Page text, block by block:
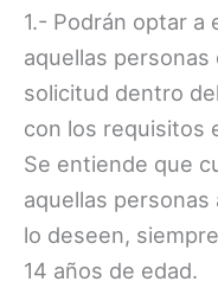
1.- Podrán optar
aquellas
solicitud dentro
con los requisitos
Se entiende que
aquellas
lo deseen,
14 años de edad.